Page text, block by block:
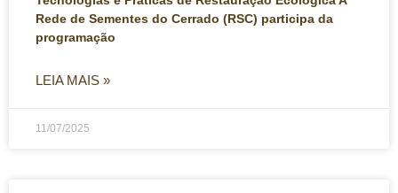
Rede de Sementes do Cerrado (RSC) participa da
programação
LEIA MAIS »
11/07/2025